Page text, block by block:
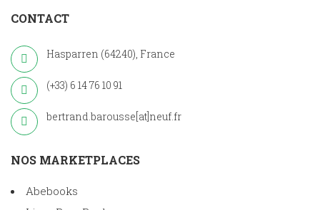
CONTACT
Hasparren (64240), France
(+33) 6 14 76 10 91
bertrand.barousse[at]neuf.fr
NOS MARKETPLACES
Abebooks